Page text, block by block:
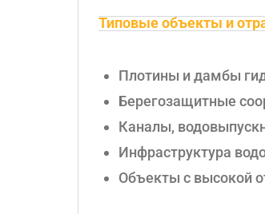
Типовые объекты и
Плотины и дамбы
Берегозащитные
Каналы,
Инфраструктура
Объекты с высокой